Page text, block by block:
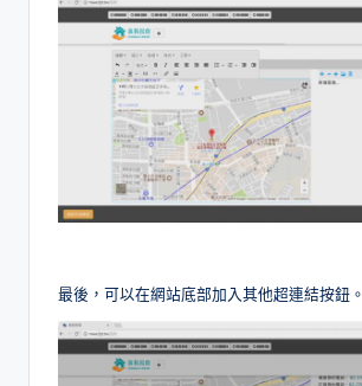
最後，可以在網站底部加入其他超連結按鈕。